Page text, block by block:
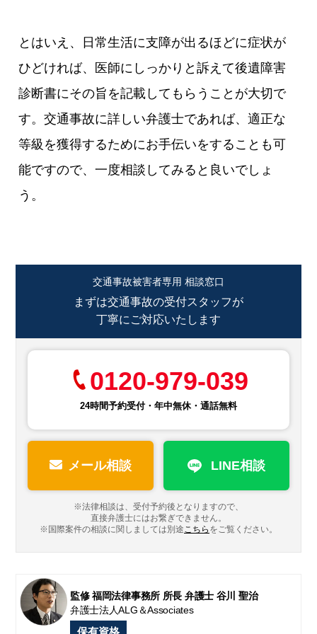
とはいえ、日常生活に支障が出るほどに症状が
ひどければ、医師にしっかりと訴えて後遺障害
診断書にその旨を記載してもらうことが大切で
す。交通事故に詳しい弁護士であれば、適正な
等級を獲得するためにお手伝いをすることも可
能ですので、一度相談してみると良いでしょ
う。
交通事故被害者専用 相談窓口
まずは交通事故の受付スタッフが
丁寧にご対応いたします
0120-979-039
24時間予約受付・年中無休・通話無料
メール相談 LINE相談
※法律相談は、受付予約後となりますので、
直接弁護士にはお繋ぎできません。
※国際案件の相談に関しましては別途こちら をご覧ください。
監修 福岡法律事務所 所長 弁護士 谷川 聖治
弁護士法人ALG＆Associates
保有資格